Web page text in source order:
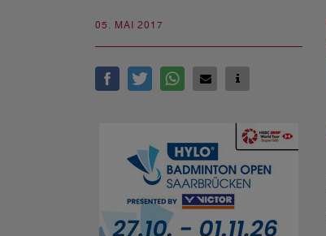
05. MAI 2017